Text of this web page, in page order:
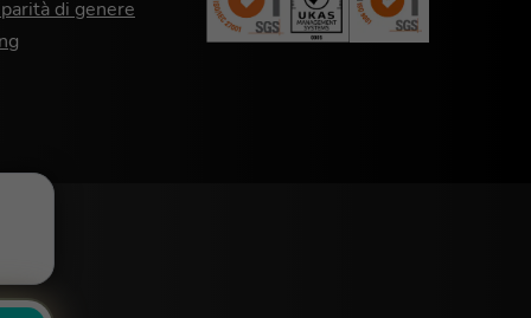
di genere